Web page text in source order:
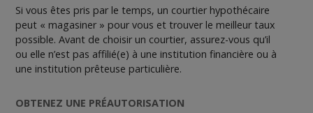
Si vous êtes pris par le temps, un courtier hypothécaire
peut « magasiner » pour vous et trouver le meilleur taux
possible. Avant de choisir un courtier, assurez-vous qu’il
ou elle n’est pas affilié(e) à une institution financière ou à
une institution prêteuse particulière.
OBTENEZ UNE PRÉAUTORISATION